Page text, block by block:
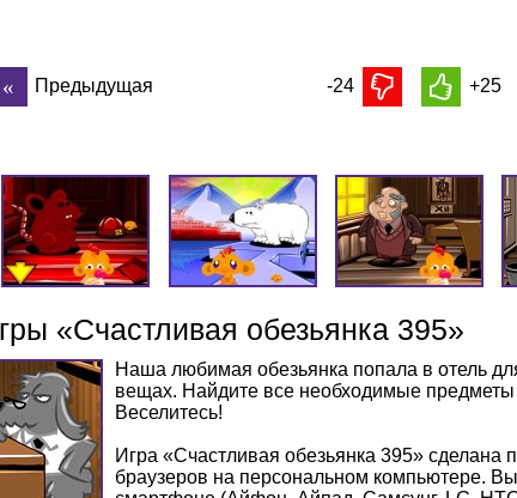
Предыдущая -24 +25
«Счастливая обезьянка 395»
Наша любимая обезьянка попала в отель
вещах. Найдите все необходимые
Веселитесь!
Игра «Счастливая обезьянка 395» сделана
браузеров на персональном компьютере.